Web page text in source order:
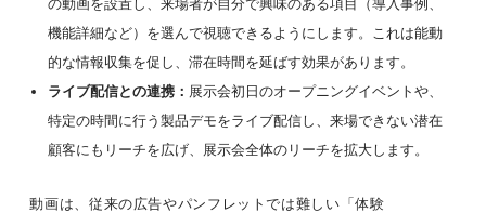
機能詳細など）を選んで視聴できるようにします。これは能動
的な情報収集を促し、滞在時間を延ばす効果があります。
ライブ配信との連携： 展示会初日のオープニングイベントや、
特定の時間に行う製品デモをライブ配信し、来場できない潜在
顧客にもリーチを広げ、展示会全体のリーチを拡大します。
動画は、従来の広告やパンフレットでは難しい「体験